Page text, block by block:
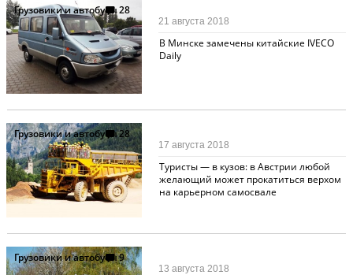
Грузовики и автобусы28
В Минске замечены китайские IVECO
Daily
21 августа 2018
Грузовики и автобусы28
Туристы — в кузов: в Австрии любой
желающий может прокатиться верхом
на карьерном самосвале
17 августа 2018
Грузовики и автобусы9
13 августа 2018